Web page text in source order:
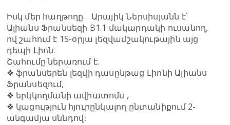
Իսկ մեր հաղթողը… Արայիկ Ներսիսյանն է՝
Ալիանս Ֆրանսեզի B1.1 մակարդակի ուսանող,
ով շահում է 15-օրյա լեզվամշակութային այց
դեպի Լիոն:
Շահումը ներառում է.
❖ ֆրանսերեն լեզվի դասընթաց Լիոնի Ալիանս
Ֆրանսեզում,
❖ երկկողմանի ավիատոմս ,
❖ կացություն հյուրընկալող ընտանիքում 2-
անգամյա սննդով։